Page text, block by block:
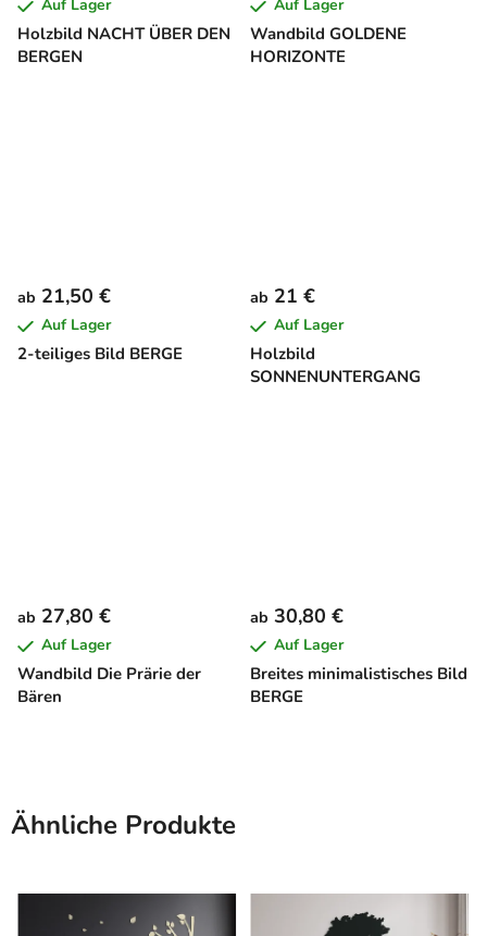
Holzbild NACHT ÜBER DEN
BERGEN
Auf Lager
Wandbild GOLDENE
HORIZONTE
Auf Lager
2-teiliges Bild BERGE
ab 21,50 €
Auf Lager
Holzbild
SONNENUNTERGANG
ab 21 €
Auf Lager
Wandbild Die Prärie der
Bären
ab 27,80 €
Auf Lager
Breites minimalistisches Bild
BERGE
ab 30,80 €
Auf Lager
Ähnliche Produkte